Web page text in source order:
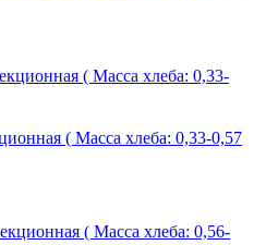
( Масса хлеба: 0,33-0,57